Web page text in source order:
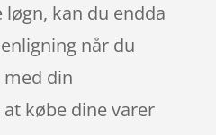
kan du endda
når du
din
købe dine varer